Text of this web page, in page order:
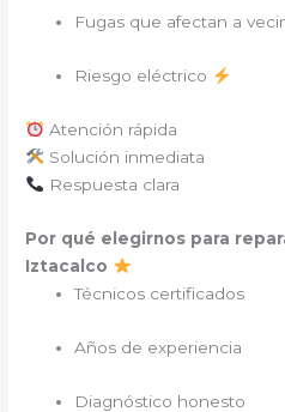
Fugas que afectan a
Riesgo eléctrico
Atención rápida
Solución inmediata
Respuesta clara
Por qué elegirnos para
Iztacalco
Técnicos certificados
Años de experiencia
Diagnóstico honesto